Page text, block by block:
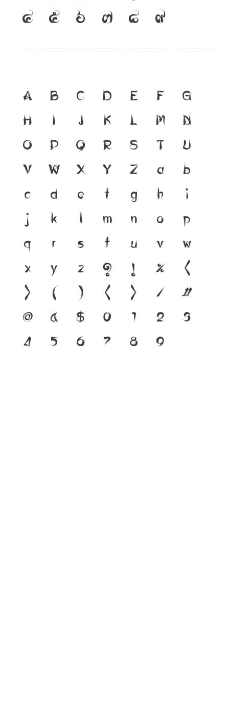
๔
๕ ๖ ๗ ๘ ๙
A B C D E F
G
H
I J K L M
N
O
P Q R S T
U
V
W X Y Z a
b
c
d e f g h
i
j
k l m n o
p
q
r s t u v
w
x
y z ? ! %
(
)
[ ] { } /
#
@
& $ 0 1 2
3
4
5 6 7 8 9